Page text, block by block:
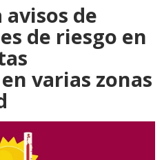
de
de riesgo en
varias zonas